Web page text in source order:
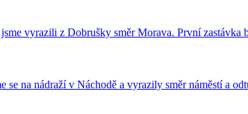
vyrazili z Dobrušky směr Morava. První
na nádraží v Náchodě a vyrazily směr náměstí a